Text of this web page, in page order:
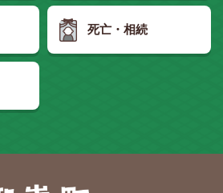
死亡・相続